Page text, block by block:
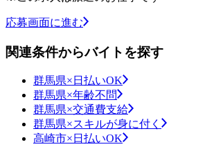
応募画面に進む
関連条件からバイトを探す
群馬県×日払いOK
群馬県×年齢不問
群馬県×交通費支給
群馬県×スキルが身に付く
高崎市×日払いOK